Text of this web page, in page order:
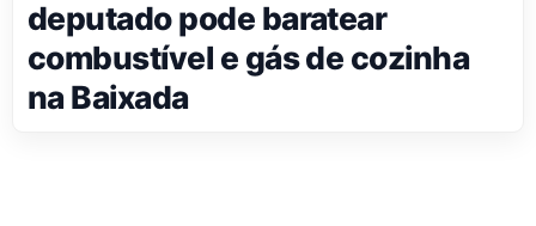
deputado pode baratear
combustível e gás de cozinha
na Baixada